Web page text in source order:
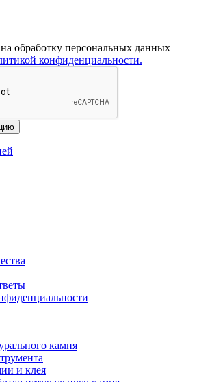
обработку персональных данных
конфиденциальности.
камня
и клея